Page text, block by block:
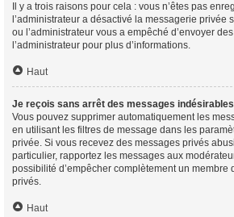
Il y a trois raisons pour cela : vous n’êtes pas
l’administrateur a désactivé la messagerie privée
ou l’administrateur vous a empêché d’envoyer
l’administrateur pour plus d’informations.
Haut
Je reçois sans arrêt des messages
Vous pouvez supprimer automatiquement les
en utilisant les filtres de message dans les
privée. Si vous recevez des messages privés
particulier, rapportez les messages aux
possibilité d’empêcher complètement un membre
privés.
Haut